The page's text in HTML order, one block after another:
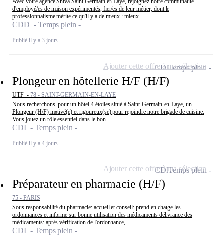
Avec votre agence Shiva Saint Germain en Laye, rejoignez notre communauté
d'employé/es de maison expérimentés, fier/es de leur métier, dont le
professionnalisme mérite ce qu'il y a de mieux : mieux...
CDD - Temps plein
Publié il y a 3 jours
Plongeur en hôtellerie H/F (H/F)
UTF - 78 - SAINT-GERMAIN-EN-LAYE
Nous recherchons, pour un hôtel 4 étoiles situé à Saint-Germain-en-Laye, un
Plongeur (H/F) motivé(e) et rigoureux(se) pour rejoindre notre brigade de cuisine.
Vous jouez un rôle essentiel dans le bon...
CDI - Temps plein
Publié il y a 4 jours
CDITemps plein
Ajouter cette offre à ma sélection
Préparateur en pharmacie (H/F)
75 - PARIS
Sous responsabilité du pharmacie: accueil et conseil: prend en charge les
ordonnances et informe sur bonne utilisation des médicaments délivrance des
médicaments: après vérification de l'ordonnance,...
CDI - Temps plein
CDITemps plein
Ajouter cette offre à ma sélection